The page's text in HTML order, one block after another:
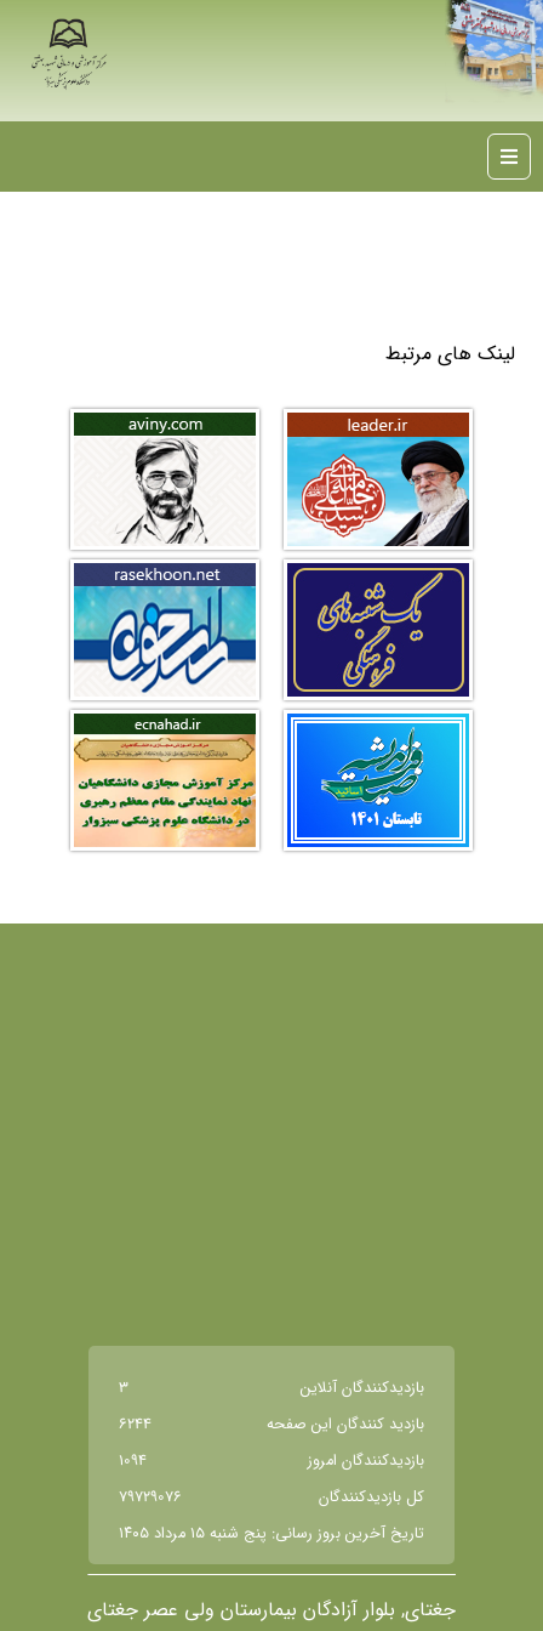
لینک های مرتبط
بازديدکنندگان آنلاين
3
بازديد کنندگان اين صفحه
6244
بازديدکنندگان امروز
1094
کل بازديدکنندگان
79729076
تاریخ آخرین بروز رسانی: پنج شنبه ١٥ مرداد ١٤٠٥
جغتای, بلوار آزادگان بیمارستان ولی عصر جغتای